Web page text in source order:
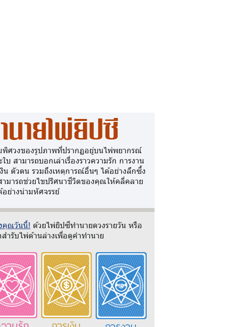
นายไพ่ยิปซี
พิศวงของรูปภาพที่ปรากฏอยู่บนไพ่พยากรณ์
บ สามารถบอกเล่าเรื่องราวความรัก การงาน
งิน ตัวตน รวมถึงเหตุการณ์อื่นๆ ได้อย่างลึกซึ้ง
ามารถช่วยไขปริศนาชีวิตของคุณให้คลี่คลาย
อย่างน่ามหัศจรรย์
คุณวันนี้! ด้วยไพ่ยิปซีทำนายดวงรายวัน หรือ
สำรับไพ่ด้านล่างเพื่อดูคำทำนาย